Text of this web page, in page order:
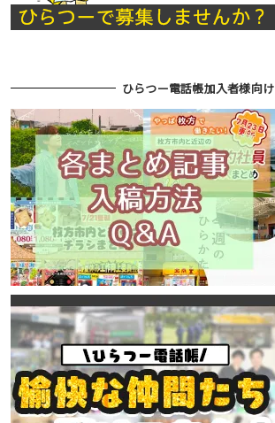
ひらつー電話帳加入者様向け